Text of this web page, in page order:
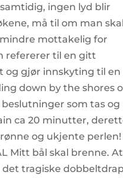
ingen lyd blir
må til om man
mottakelig for
refererer til en gitt
og gjør innskyting til en
down by the shores
som tas og
ca 20 minutter,
og ukjente perlen!
Mitt bål skal brenne. At
tragiske